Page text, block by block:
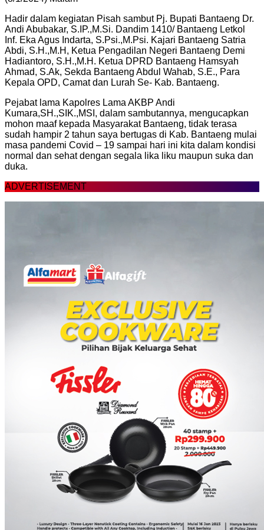
Hadir dalam kegiatan Pisah sambut Pj. Bupati Bantaeng Dr.
Andi Abubakar, S.IP.,M.Si. Dandim 1410/ Bantaeng Letkol
Inf. Eka Agus Indarta, S.Psi.,M.Psi. Kajari Bantaeng Satria
Abdi, S.H.,M.H, Ketua Pengadilan Negeri Bantaeng Demi
Hadiantoro, S.H.,M.H. Ketua DPRD Bantaeng Hamsyah
Ahmad, S.Ak, Sekda Bantaeng Abdul Wahab, S.E., Para
Kepala OPD, Camat dan Lurah Se- Kab. Bantaeng.
Pejabat lama Kapolres Lama AKBP Andi
Kumara,SH.,SIK.,MSI, dalam sambutannya, mengucapkan
mohon maaf kepada Masyarakat Bantaeng, tidak terasa
sudah hampir 2 tahun saya bertugas di Kab. Bantaeng mulai
masa pandemi Covid – 19 sampai hari ini kita dalam kondisi
normal dan sehat dengan segala lika liku maupun suka dan
duka.
ADVERTISEMENT